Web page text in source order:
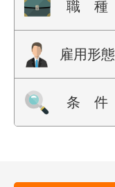
職 種
雇用形態
条 件